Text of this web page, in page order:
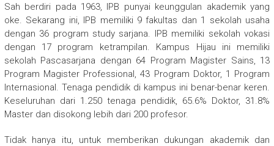
Sah berdiri pada 1963, IPB punyai keunggulan akademik yang
oke. Sekarang ini, IPB memiliki 9 fakultas dan 1 sekolah usaha
dengan 36 program study sarjana. IPB memiliki sekolah vokasi
dengan 17 program ketrampilan. Kampus Hijau ini memiliki
sekolah Pascasarjana dengan 64 Program Magister Sains, 13
Program Magister Professional, 43 Program Doktor, 1 Program
Internasional. Tenaga pendidik di kampus ini benar-benar keren.
Keseluruhan dari 1.250 tenaga pendidik, 65.6% Doktor, 31.8%
Master dan disokong lebih dari 200 profesor.
Tidak hanya itu, untuk memberikan dukungan akademik dan